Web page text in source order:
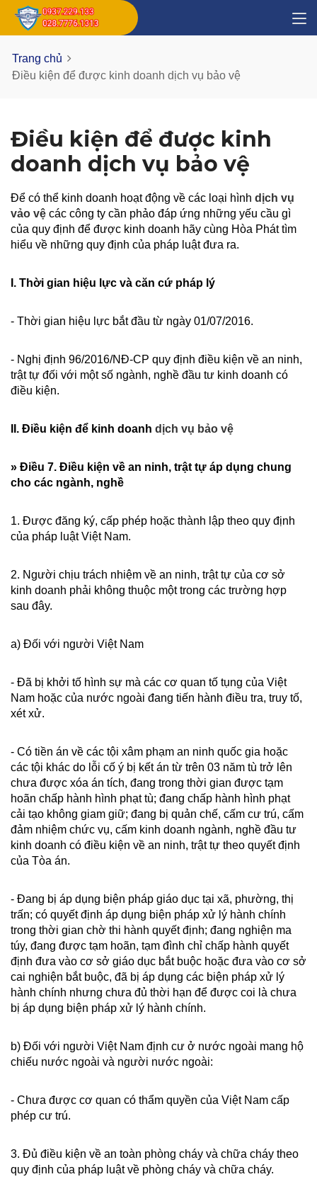
Trang chủ
Điều kiện để được kinh doanh dịch vụ bảo vệ
Điều kiện để được kinh
doanh dịch vụ bảo vệ
Để có thể kinh doanh hoạt động về các loại hình dịch vụ
vảo vệ các công ty cần phảo đáp ứng những yếu cầu gì
của quy định để được kinh doanh hãy cùng Hòa Phát tìm
hiểu về những quy định của pháp luật đưa ra.
I. Thời gian hiệu lực và căn cứ pháp lý
- Thời gian hiệu lực bắt đầu từ ngày 01/07/2016.
- Nghị định 96/2016/NĐ-CP quy định điều kiện về an ninh,
trật tự đối với một số ngành, nghề đầu tư kinh doanh có
điều kiện.
II. Điều kiện để kinh doanh dịch vụ bảo vệ
» Điều 7. Điều kiện về an ninh, trật tự áp dụng chung
cho các ngành, nghề
1. Được đăng ký, cấp phép hoặc thành lập theo quy định
của pháp luật Việt Nam.
2. Người chịu trách nhiệm về an ninh, trật tự của cơ sở
kinh doanh phải không thuộc một trong các trường hợp
sau đây.
a) Đối với người Việt Nam
- Đã bị khởi tố hình sự mà các cơ quan tố tụng của Việt
Nam hoặc của nước ngoài đang tiến hành điều tra, truy tố,
xét xử.
- Có tiền án về các tội xâm phạm an ninh quốc gia hoặc
các tội khác do lỗi cố ý bị kết án từ trên 03 năm tù trở lên
chưa được xóa án tích, đang trong thời gian được tạm
hoãn chấp hành hình phạt tù; đang chấp hành hình phạt
cải tạo không giam giữ; đang bị quản chế, cấm cư trú, cấm
đảm nhiệm chức vụ, cấm kinh doanh ngành, nghề đầu tư
kinh doanh có điều kiện về an ninh, trật tự theo quyết định
của Tòa án.
- Đang bị áp dụng biện pháp giáo dục tại xã, phường, thị
trấn; có quyết định áp dụng biện pháp xử lý hành chính
trong thời gian chờ thi hành quyết định; đang nghiện ma
túy, đang được tạm hoãn, tạm đình chỉ chấp hành quyết
định đưa vào cơ sở giáo dục bắt buộc hoặc đưa vào cơ sở
cai nghiện bắt buộc, đã bị áp dụng các biện pháp xử lý
hành chính nhưng chưa đủ thời hạn để được coi là chưa
bị áp dụng biện pháp xử lý hành chính.
b) Đối với người Việt Nam định cư ở nước ngoài mang hộ
chiếu nước ngoài và người nước ngoài:
- Chưa được cơ quan có thẩm quyền của Việt Nam cấp
phép cư trú.
3. Đủ điều kiện về an toàn phòng cháy và chữa cháy theo
quy định của pháp luật về phòng cháy và chữa cháy.